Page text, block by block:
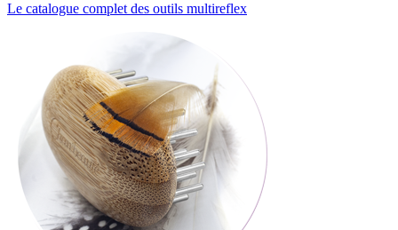
Le catalogue complet des outils multireflex